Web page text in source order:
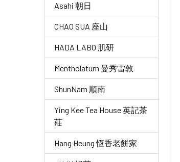
Asahi 朝日
CHAO SUA 座山
HADA LABO 肌研
Mentholatum 曼秀雷敦
ShunNam 順南
Ying Kee Tea House 英記茶
莊
Hang Heung 恆香老餅家